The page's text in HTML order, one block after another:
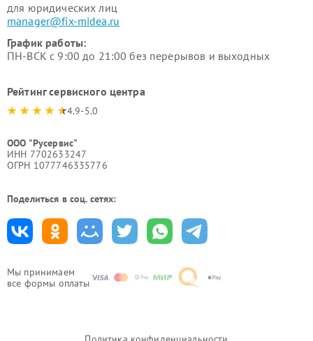
Мы принимаем
все формы оплаты
для юридических лиц
manager@fix-midea.ru
График работы:
ПН-ВСК с 9:00 до 21:00 без перерывов и выходных
Рейтинг сервисного центра
4.9-5.0
ООО "Русервис"
ИНН 7702633247
ОГРН 1077746335776
Поделиться в соц. сетях: